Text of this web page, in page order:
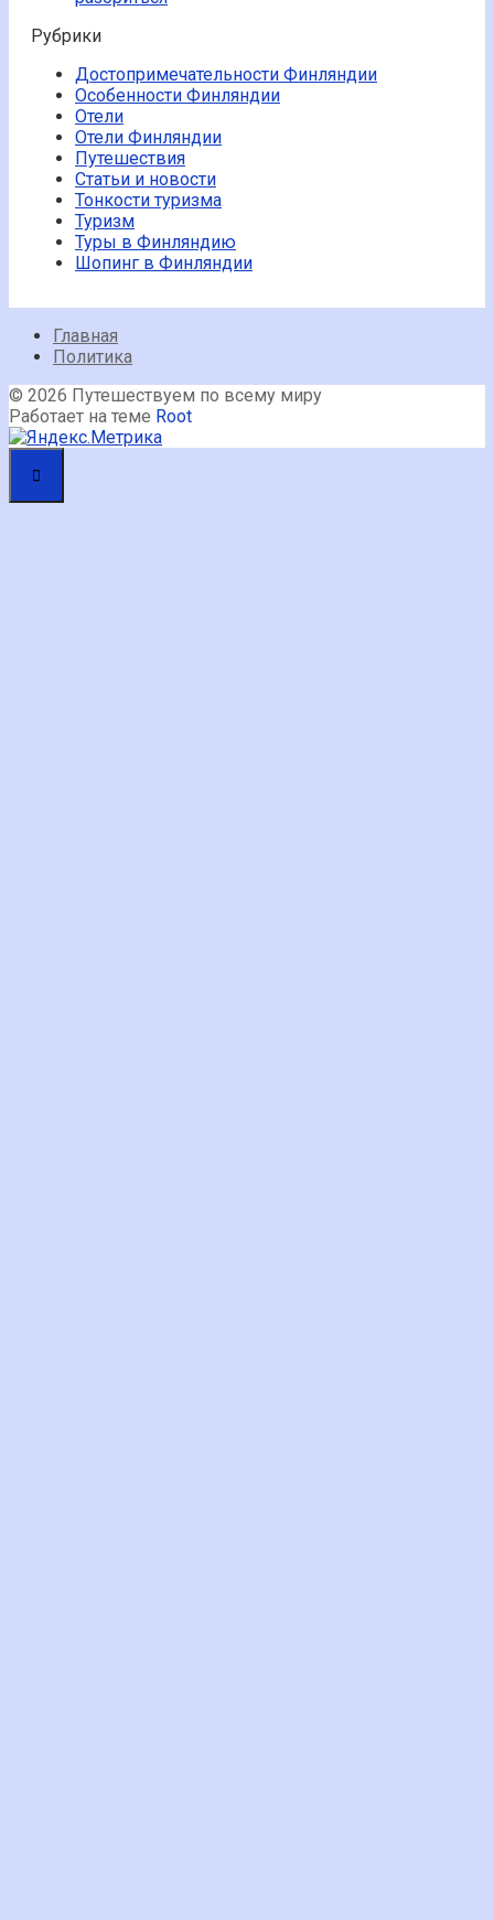
Рубрики
Достопримечательности Финляндии
Особенности Финляндии
Отели
Отели Финляндии
Путешествия
Статьи и новости
Тонкости туризма
Туризм
Туры в Финляндию
Шопинг в Финляндии
Главная
Политика
© 2026 Путешествуем по всему миру
Работает на теме Root